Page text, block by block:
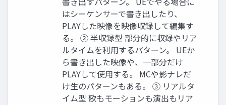
はシーケンサーで書き出したり、
PLAYした映像を映像収録して編集す
る。 ② 半収録型 部分的に収録やリア
ルタイムを利用するパターン。 UEか
ら書き出した映像や、一部分だけ
PLAYして使用する。 MCや影ナレだ
け生のパターンもある。 ③ リアルタ
イム型 歌もモーションも演出もリア